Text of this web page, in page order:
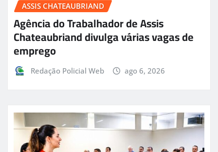
ASSIS CHATEAUBRIAND
Agência do Trabalhador de Assis
Chateaubriand divulga várias vagas de
emprego
Redação Policial Web ago 6, 2026